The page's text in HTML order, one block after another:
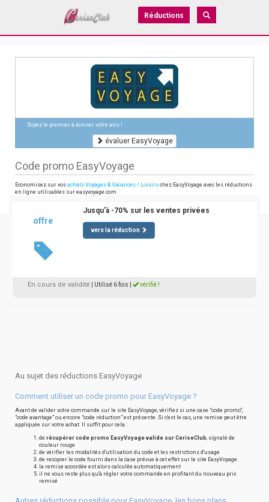
Réductions
Soyez le premier à donner votre avis !
évaluer EasyVoyage
Code promo EasyVoyage
Economisez sur vos achats Voyages & Vacances / Loisirs chez EasyVoyage avec les réductions
en ligne utilisables sur easyvoyage.com
offre
Jusqu'à -70% sur les ventes privées
vers la réduction
En cours de validité | Utilisé 6 fois vérifié !
Au sujet des réductions EasyVoyage
Comment utiliser un code promo pour EasyVoyage ?
Avant de valider votre commande sur le site EasyVoyage, vérifiez si une case "code promo",
"code avantage" ou encore "code réduction" est présente. Si c'est le cas, une remise peut être
appliquée sur votre achat. Il suffit pour cela :
de récupérer code promo EasyVoyage valide sur CeriseClub, signalé de
couleur rouge
de vérifier les modalités d'utilisation du code et les restrictions d'usage
de recopier le code fourni dans la case prévue à cet effet sur le site EasyVoyage
la remise accordée est alors calculée automatiquement
il ne vous reste plus qu'à régler votre commande en profitant du nouveau prix
remisé